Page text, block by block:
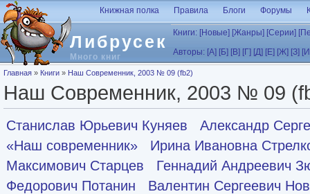
Перейти к основному содержанию
Либрусек
Много книг
Книжная полка Правила Блоги Форумы
Книги: [Новые] [Жанры] [Серии]
Авторы: [А] [Б] [В] [Г] [Д] [Е] [Ж] [З]
Вы здесь
Главная » Книги » Наш Современник, 2003 № 09 (fb2)
Наш Современник, 2003 № 09
Станислав Юрьевич Куняев
Александр
«Наш современник»
Ирина Ивановна
Максимович Старцев
Геннадий Андреевич
Федорович Потанин
Валентин Сергеевич